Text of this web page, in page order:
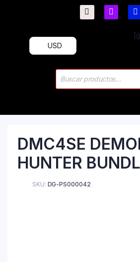
USD
DMC4SE
HUNTER
SKU: DG-PS000042